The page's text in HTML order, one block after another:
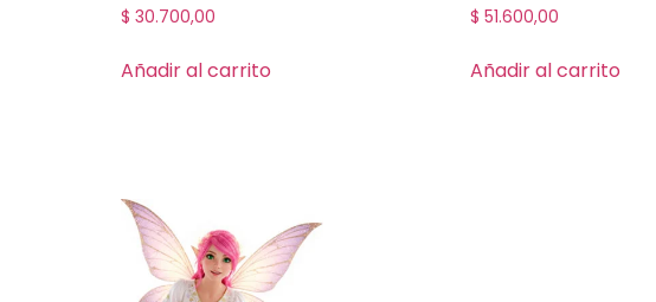
$ 30.700,00
Añadir al carrito
$ 51.600,00
Añadir al carrito